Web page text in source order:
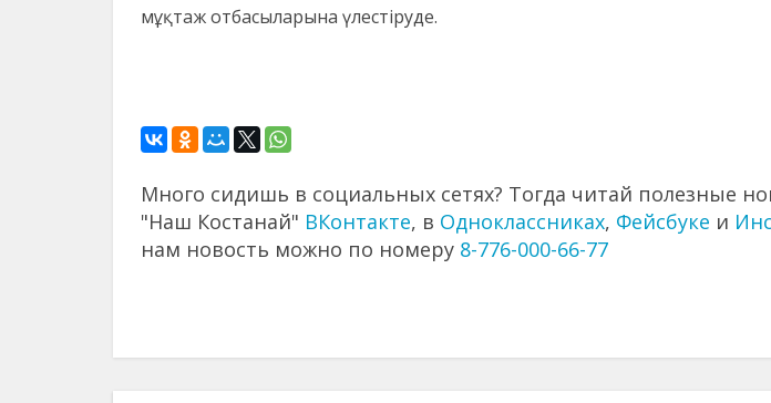
мұқтаж отбасыларына үлестіруде.
Много сидишь в социальных сетях? Тогда читай полезные
"Наш Костанай" ВКонтакте, в Одноклассниках, Фейсбуке и
нам новость можно по номеру 8-776-000-66-77